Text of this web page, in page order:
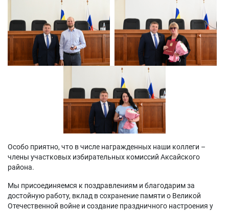
Особо приятно, что в числе награжденных наши коллеги –
члены участковых избирательных комиссий Аксайского
района.
Мы присоединяемся к поздравлениям и благодарим за
достойную работу, вклад в сохранение памяти о Великой
Отечественной войне и создание праздничного настроения у